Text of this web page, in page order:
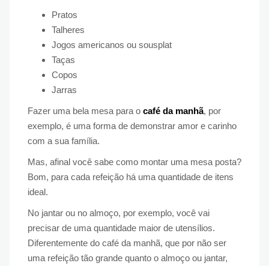
Pratos
Talheres
Jogos americanos ou sousplat
Taças
Copos
Jarras
Fazer uma bela mesa para o café da manhã, por
exemplo, é uma forma de demonstrar amor e carinho
com a sua família.
Mas, afinal você sabe como montar uma mesa posta?
Bom, para cada refeição há uma quantidade de itens
ideal.
No jantar ou no almoço, por exemplo, você vai
precisar de uma quantidade maior de utensílios.
Diferentemente do café da manhã, que por não ser
uma refeição tão grande quanto o almoço ou jantar,